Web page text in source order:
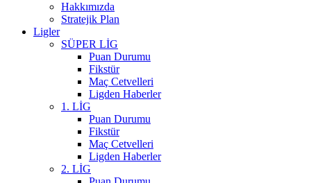
Hakkımızda
Stratejik Plan
Ligler
SÜPER LİG
Puan Durumu
Fikstür
Maç Cetvelleri
Ligden Haberler
1. LİG
Puan Durumu
Fikstür
Maç Cetvelleri
Ligden Haberler
2. LİG